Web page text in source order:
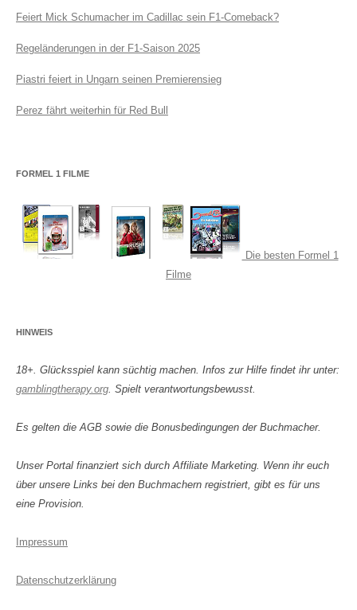
Feiert Mick Schumacher im Cadillac sein F1-Comeback?
Regeländerungen in der F1-Saison 2025
Piastri feiert in Ungarn seinen Premierensieg
Perez fährt weiterhin für Red Bull
FORMEL 1 FILME
Die besten Formel 1
Filme
HINWEIS
18+. Glücksspiel kann süchtig machen. Infos zur Hilfe findet ihr unter:
gamblingtherapy.org. Spielt verantwortungsbewusst.
Es gelten die AGB sowie die Bonusbedingungen der Buchmacher.
Unser Portal finanziert sich durch Affiliate Marketing. Wenn ihr euch
über unsere Links bei den Buchmachern registriert, gibt es für uns
eine Provision.
Impressum
Datenschutzerklärung